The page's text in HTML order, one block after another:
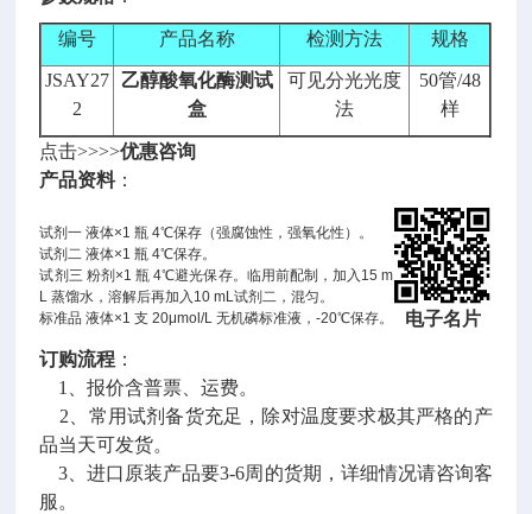
编号 产品名称 检测方法 规格
JSAY27
2
乙醇酸氧化酶测试
盒
可见分光光度
法
50管/48
样
点击>>>>优惠咨询
产品资料：
试剂一 液体×1 瓶 4℃保存（强腐蚀性，强氧化性）。
试剂二 液体×1 瓶 4℃保存。
试剂三 粉剂×1 瓶 4℃避光保存。临用前配制，加入15 m
L 蒸馏水，溶解后再加入10 mL试剂二，混匀。
标准品 液体×1 支 20μmol/L 无机磷标准液，-20℃保存。
电子名片
订购流程 ：
1、报价含普票、运费。
2、常用试剂备货充足，除对温度要求极其严格的产
品当天可发货。
3、进口原装产品要3-6周的货期，详细情况请咨询客
服。